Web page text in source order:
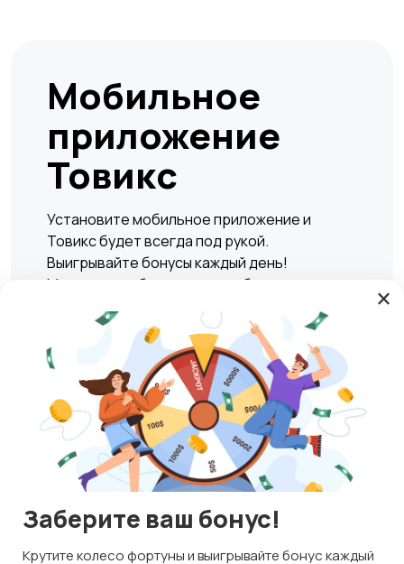
Мобильное
приложение
Товикс
Установите мобильное приложение и
Товикс будет всегда под рукой.
Выигрывайте бонусы каждый день!
Мгновенно и безопасно подбирать жилье,
сделки по покупке или продаже любых
товаров и услуг в любое удобное время.
Play Market RuStore
Магазины Блог
О нас
Служба поддержки
Используем куки и рекомендательные
×
Заберите ваш бонус!
Крутите колесо фортуны и выигрывайте бонус каждый